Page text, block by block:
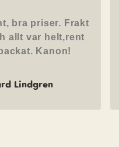
bra priser. Frakt
allt var helt,rent
Kanon!
Lindgren